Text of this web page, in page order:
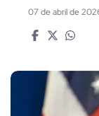
07 de abril de